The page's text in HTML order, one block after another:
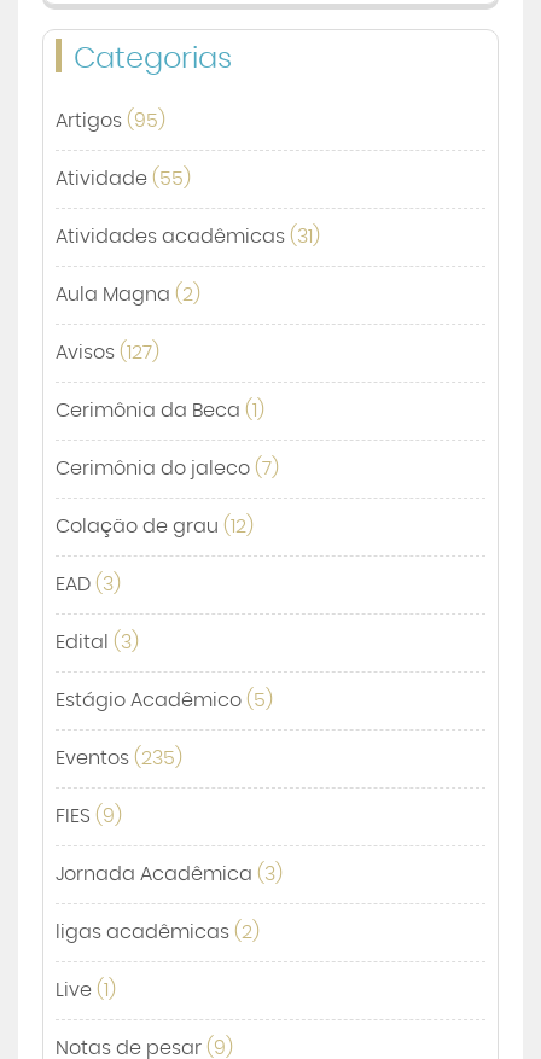
Categorias
Artigos (95)
Atividade (55)
Atividades acadêmicas (31)
Aula Magna (2)
Avisos (127)
Cerimônia da Beca (1)
Cerimônia do jaleco (7)
Colação de grau (12)
EAD (3)
Edital (3)
Estágio Acadêmico (5)
Eventos (235)
FIES (9)
Jornada Acadêmica (3)
ligas acadêmicas (2)
Live (1)
Notas de pesar (9)